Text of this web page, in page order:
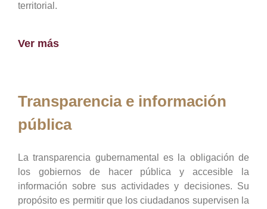
territorial.
Ver más
Transparencia e información
pública
La transparencia gubernamental es la obligación de
los gobiernos de hacer pública y accesible la
información sobre sus actividades y decisiones. Su
propósito es permitir que los ciudadanos supervisen la